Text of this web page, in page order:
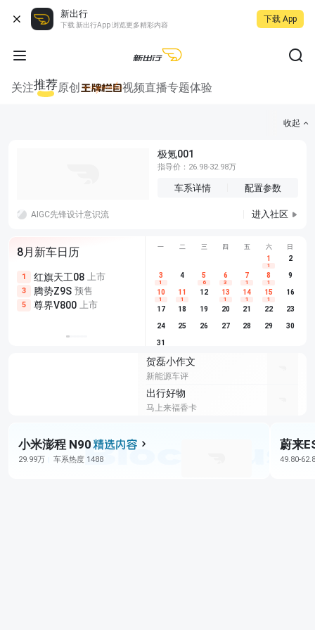
新出行
下载 新出行App 浏览更多精彩内容
下载 App
关注推荐原创 视频直播专题体验
收起
极氪001
指导价：26.98-32.98万
车系详情 配置参数
AIGC先锋设计意识流 进入社区
8月新车日历
1 红旗天工08 上市
3 腾势Z9S 预售
5 尊界V800 上市
尊界V680 上市
享界G9 预售
别克至境L7 预售
埃安
长城H10
深蓝S05
一 二 三 四 五 六 日
1
1
2
3
1
4 5
6
6
3
7
1
8
1
9
10
1
11
1
12 13
1
14
1
15
1
16
17 18 19 20 21 22 23
24 25 26 27 28 29 30
31
贺磊小作文
新能源车评
出行好物
马上来福香卡
小米澎程 N90
29.99万 车系热度 1488
蔚来
49.80-